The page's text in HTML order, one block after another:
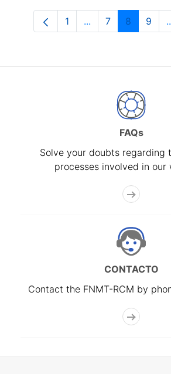
Page
1 ...Intermediate
Page
7 Page
8 9
FAQs
Solve your doubts regarding
processes involved in our
CONTACTO
Contact the FNMT-RCM by